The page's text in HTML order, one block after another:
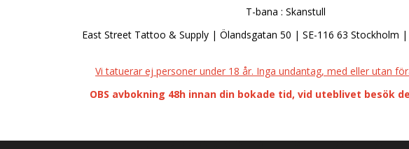
T-bana : Skanstull
East Street Tattoo & Supply | Ölandsgatan 50 | SE-116 63 Stockholm |
Vi tatuerar ej personer under 18 år. Inga undantag, med eller utan
OBS avbokning 48h innan din bokade tid, vid uteblivet besök